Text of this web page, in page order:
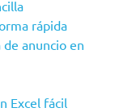
rápida
anuncio en
Excel fácil